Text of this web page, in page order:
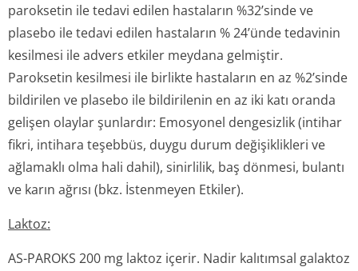
paroksetin ile tedavi edilen hastaların %32’sinde ve
plasebo ile tedavi edilen hastaların % 24’ünde tedavinin
kesilmesi ile advers etkiler meydana gelmiştir.
Paroksetin kesilmesi ile birlikte hastaların en az %2’sinde
bildirilen ve plasebo ile bildirilenin en az iki katı oranda
gelişen olaylar şunlardır: Emosyonel dengesizlik (intihar
fikri, intihara teşebbüs, duygu durum değişiklikleri ve
ağlamaklı olma hali dahil), sinirlilik, baş dönmesi, bulantı
ve karın ağrısı (bkz. İstenmeyen Etkiler).
Laktoz:
AS-PAROKS 200 mg laktoz içerir. Nadir kalıtımsal galaktoz